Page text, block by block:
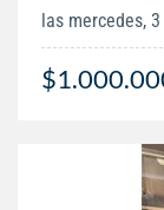
las mercedes,